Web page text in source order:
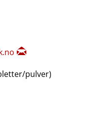
​pulver)